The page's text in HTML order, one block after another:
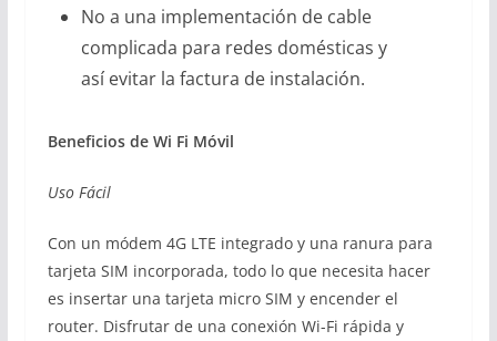
No a una implementación de cable
complicada para redes domésticas y
así evitar la factura de instalación.
Beneficios de Wi Fi Móvil
Uso Fácil
Con un módem 4G LTE integrado y una ranura para
tarjeta SIM incorporada, todo lo que necesita hacer
es insertar una tarjeta micro SIM y encender el
router. Disfrutar de una conexión Wi-Fi rápida y